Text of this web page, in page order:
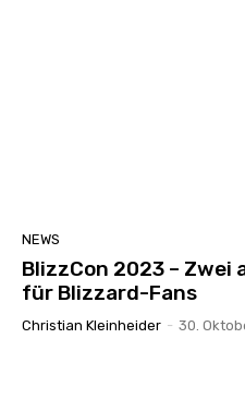
NEWS
BlizzCon 2023 – Zwei
für Blizzard-Fans
Christian Kleinheider - 30.